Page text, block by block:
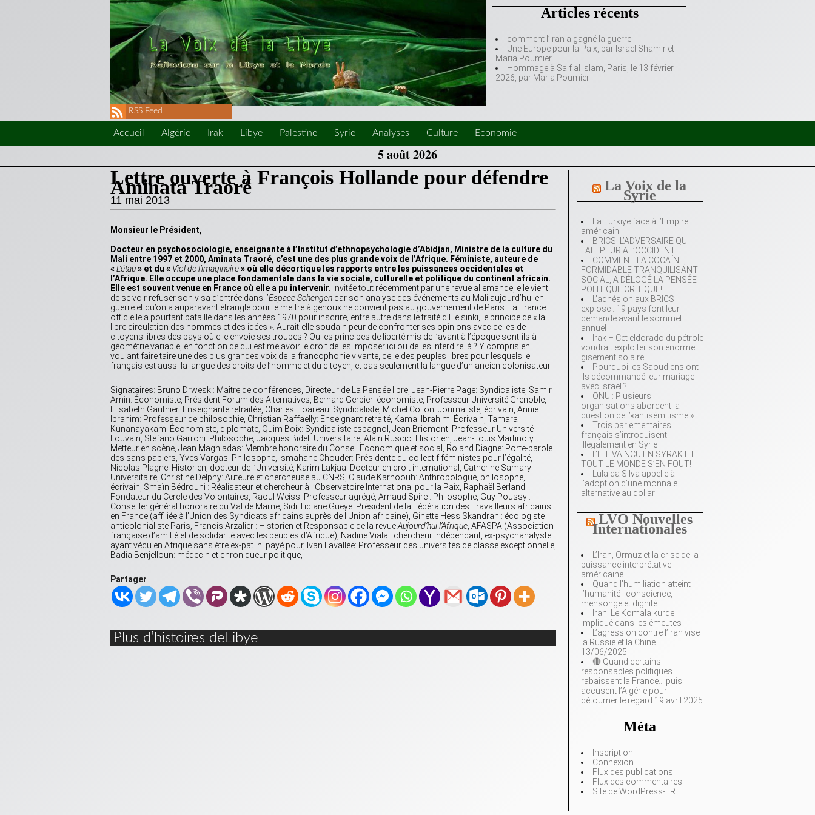
Articles récents
comment l’Iran a gagné la guerre
Une Europe pour la Paix, par Israël Shamir et
Maria Poumier
Hommage à Saif al Islam, Paris, le 13 février
2026, par Maria Poumier
RSS Feed
Accueil Algérie Irak Libye Palestine Syrie Analyses Culture Economie
5 août 2026
La Voix de la
Syrie
La Türkiye face à l’Empire
américain
BRICS: L’ADVERSAIRE QUI
FAIT PEUR A L’OCCIDENT
COMMENT LA COCAÏNE,
FORMIDABLE TRANQUILISANT
SOCIAL, A DÉLOGÉ LA PENSÉE
POLITIQUE CRITIQUE!
L’adhésion aux BRICS
explose : 19 pays font leur
demande avant le sommet
annuel
Irak – Cet eldorado du pétrole
voudrait exploiter son énorme
gisement solaire
Pourquoi les Saoudiens ont-
ils décommandé leur mariage
avec Israël ?
ONU : Plusieurs
organisations abordent la
question de l’«antisémitisme »
Trois parlementaires
français s’introduisent
illégalement en Syrie
L’EIIL VAINCU EN SYRAK ET
TOUT LE MONDE S’EN FOUT!
Lula da Silva appelle à
l’adoption d’une monnaie
alternative au dollar
LVO Nouvelles
Internationales
L’Iran, Ormuz et la crise de la
puissance interprétative
américaine
Quand l’humiliation atteint
l’humanité : conscience,
mensonge et dignité
Iran: Le Komala kurde
impliqué dans les émeutes
L’agression contre l’Iran vise
la Russie et la Chine –
13/06/2025
🔴 Quand certains
responsables politiques
rabaissent la France… puis
accusent l’Algérie pour
détourner le regard 19 avril 2025
Méta
Inscription
Connexion
Flux des publications
Flux des commentaires
Site de WordPress-FR
Lettre ouverte à François Hollande pour défendre
Aminata Traoré
11 mai 2013
Monsieur le Président,
Docteur en psychosociologie, enseignante à l’Institut d’ethnopsychologie d’Abidjan, Ministre de la culture du
Mali entre 1997 et 2000, Aminata Traoré, c’est une des plus grande voix de l’Afrique. Féministe, auteure de
«L’étau» et du « Viol de l’imaginaire» où elle décortique les rapports entre les puissances occidentales et
l’Afrique. Elle occupe une place fondamentale dans la vie sociale, culturelle et politique du continent africain.
Elle est souvent venue en France où elle a pu intervenir. Invitée tout récemment par une revue allemande, elle vient
de se voir refuser son visa d’entrée dans l’Espace Schengen car son analyse des événements au Mali aujourd’hui en
guerre et qu’on a auparavant étranglé pour le mettre à genoux ne convient pas au gouvernement de Paris. La France
officielle a pourtant bataillé dans les années 1970 pour inscrire, entre autre dans le traité d’Helsinki, le principe de « la
libre circulation des hommes et des idées ». Aurait-elle soudain peur de confronter ses opinions avec celles de
citoyens libres des pays où elle envoie ses troupes ? Ou les principes de liberté mis de l’avant à l’époque sont-ils à
géométrie variable, en fonction de qui estime avoir le droit de les imposer ici ou de les interdire là ? Y compris en
voulant faire taire une des plus grandes voix de la francophonie vivante, celle des peuples libres pour lesquels le
français est aussi la langue des droits de l’homme et du citoyen, et pas seulement la langue d’un ancien colonisateur.
Signataires: Bruno Drweski: Maître de conférences, Directeur de La Pensée libre, Jean-Pierre Page: Syndicaliste, Samir
Amin: Économiste, Président Forum des Alternatives, Bernard Gerbier: économiste, Professeur Université Grenoble,
Elisabeth Gauthier: Enseignante retraitée, Charles Hoareau: Syndicaliste, Michel Collon: Journaliste, écrivain, Annie
Ibrahim: Professeur de philosophie, Christian Raffaelly: Enseignant retraité, Kamal Ibrahim: Écrivain, Tamara
Kunanayakam: Économiste, diplomate, Quim Boix: Syndicaliste espagnol, Jean Bricmont: Professeur Université
Louvain, Stefano Garroni: Philosophe, Jacques Bidet: Universitaire, Alain Ruscio: Historien, Jean-Louis Martinoty:
Metteur en scène, Jean Magniadas: Membre honoraire du Conseil Economique et social, Roland Diagne: Porte-parole
des sans papiers, Yves Vargas: Philosophe, Ismahane Chouder: Présidente du collectif féministes pour l’égalité,
Nicolas Plagne: Historien, docteur de l’Université, Karim Lakjaa: Docteur en droit international, Catherine Samary:
Universitaire, Christine Delphy: Auteure et chercheuse au CNRS, Claude Karnoouh: Anthropologue, philosophe,
écrivain, Smaïn Bédrouni : Réalisateur et chercheur à l’Observatoire International pour la Paix, Raphaël Berland :
Fondateur du Cercle des Volontaires, Raoul Weiss: Professeur agrégé, Arnaud Spire : Philosophe, Guy Poussy :
Conseiller général honoraire du Val de Marne, Sidi Tidiane Gueye: Président de la Fédération des Travailleurs africains
en France (affiliée à l’Union des Syndicats africains auprès de l’Union africaine), Ginette Hess Skandrani: écologiste
anticolonialiste Paris, Francis Arzalier : Historien et Responsable de la revueAujourd’hui l’Afrique, AFASPA (Association
française d’amitié et de solidarité avec les peuples d’Afrique), Nadine Viala : chercheur indépendant, ex-psychanalyste
ayant vécu en Afrique sans être ex-pat. ni payé pour, Ivan Lavallée: Professeur des universités de classe exceptionnelle,
Badia Benjelloun: médecin et chroniqueur politique,
Partager
Plus d’histoires deLibye